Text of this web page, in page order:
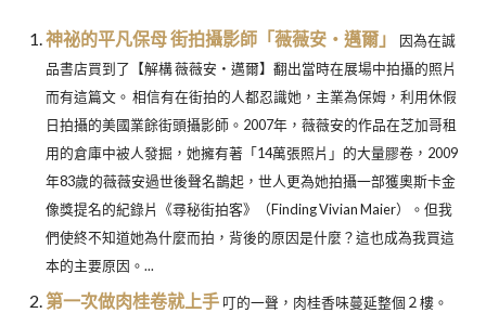
神祕的平凡保母 街拍攝影師「薇薇安・邁爾」
因為在誠
品書店買到了【解構 薇薇安・邁爾】翻出當時在展場中拍攝的照片
而有這篇文。 相信有在街拍的人都忍識她，主業為保姆，利用休假
日拍攝的美國業餘街頭攝影師。2007年，薇薇安的作品在芝加哥租
用的倉庫中被人發掘，她擁有著「14萬張照片」的大量膠卷，2009
年83歲的薇薇安過世後聲名鵲起，世人更為她拍攝一部獲奧斯卡金
像獎提名的紀錄片《尋秘街拍客》（Finding Vivian Maier）。但我
們使終不知道她為什麼而拍，背後的原因是什麼？這也成為我買這
本的主要原因。...
第一次做肉桂卷就上手 叮的一聲，肉桂香味蔓延整個２樓。